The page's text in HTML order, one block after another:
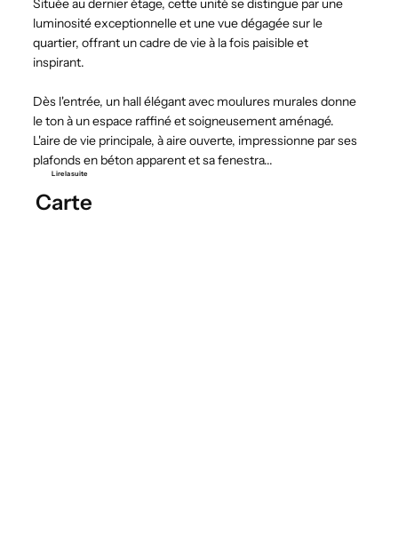
Située au dernier étage, cette unité se distingue par une
luminosité exceptionnelle et une vue dégagée sur le
quartier, offrant un cadre de vie à la fois paisible et
inspirant.
Dès l'entrée, un hall élégant avec moulures murales donne
le ton à un espace raffiné et soigneusement aménagé.
L'aire de vie principale, à aire ouverte, impressionne par ses
plafonds en béton apparent et sa fenestra...
Lire la suite
Carte